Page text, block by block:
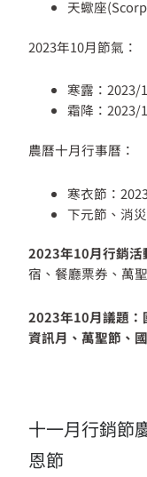
天蠍座
2023年10月節氣：
寒露：2023/
霜降：2023/
農曆十月行事曆：
寒衣節：
下元節、消
2023年10月行銷活
宿、餐廳票券、萬
2023年10月議題：
資訊月、萬聖節、
十一月行銷節
恩節